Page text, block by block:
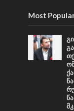
Most